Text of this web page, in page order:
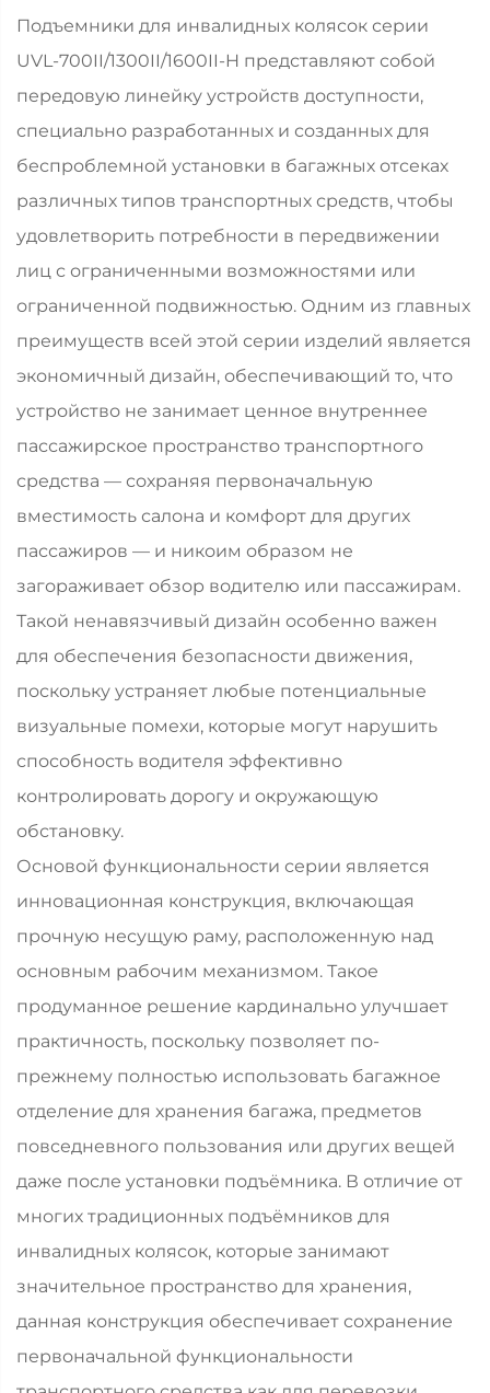
Подъемники для инвалидных колясок серии
UVL-700II/1300II/1600II-H представляют собой
передовую линейку устройств доступности,
специально разработанных и созданных для
беспроблемной установки в багажных отсеках
различных типов транспортных средств, чтобы
удовлетворить потребности в передвижении
лиц с ограниченными возможностями или
ограниченной подвижностью. Одним из главных
преимуществ всей этой серии изделий является
экономичный дизайн, обеспечивающий то, что
устройство не занимает ценное внутреннее
пассажирское пространство транспортного
средства — сохраняя первоначальную
вместимость салона и комфорт для других
пассажиров — и никоим образом не
загораживает обзор водителю или пассажирам.
Такой ненавязчивый дизайн особенно важен
для обеспечения безопасности движения,
поскольку устраняет любые потенциальные
визуальные помехи, которые могут нарушить
способность водителя эффективно
контролировать дорогу и окружающую
обстановку.
Основой функциональности серии является
инновационная конструкция, включающая
прочную несущую раму, расположенную над
основным рабочим механизмом. Такое
продуманное решение кардинально улучшает
практичность, поскольку позволяет по-
прежнему полностью использовать багажное
отделение для хранения багажа, предметов
повседневного пользования или других вещей
даже после установки подъёмника. В отличие от
многих традиционных подъёмников для
инвалидных колясок, которые занимают
значительное пространство для хранения,
данная конструкция обеспечивает сохранение
первоначальной функциональности